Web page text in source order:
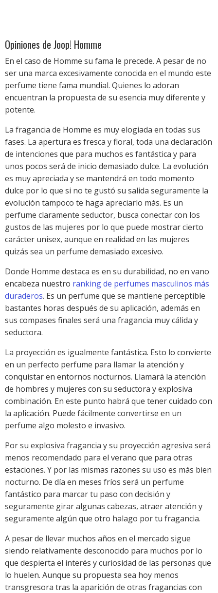
Opiniones de Joop! Homme
En el caso de Homme su fama le precede. A pesar de no
ser una marca excesivamente conocida en el mundo este
perfume tiene fama mundial. Quienes lo adoran
encuentran la propuesta de su esencia muy diferente y
potente.
La fragancia de Homme es muy elogiada en todas sus
fases. La apertura es fresca y floral, toda una declaración
de intenciones que para muchos es fantástica y para
unos pocos será de inicio demasiado dulce. La evolución
es muy apreciada y se mantendrá en todo momento
dulce por lo que si no te gustó su salida seguramente la
evolución tampoco te haga apreciarlo más. Es un
perfume claramente seductor, busca conectar con los
gustos de las mujeres por lo que puede mostrar cierto
carácter unisex, aunque en realidad en las mujeres
quizás sea un perfume demasiado excesivo.
Donde Homme destaca es en su durabilidad, no en vano
encabeza nuestro ranking de perfumes masculinos más
duraderos. Es un perfume que se mantiene perceptible
bastantes horas después de su aplicación, además en
sus compases finales será una fragancia muy cálida y
seductora.
La proyección es igualmente fantástica. Esto lo convierte
en un perfecto perfume para llamar la atención y
conquistar en entornos nocturnos. Llamará la atención
de hombres y mujeres con su seductora y explosiva
combinación. En este punto habrá que tener cuidado con
la aplicación. Puede fácilmente convertirse en un
perfume algo molesto e invasivo.
Por su explosiva fragancia y su proyección agresiva será
menos recomendado para el verano que para otras
estaciones. Y por las mismas razones su uso es más bien
nocturno. De día en meses fríos será un perfume
fantástico para marcar tu paso con decisión y
seguramente girar algunas cabezas, atraer atención y
seguramente algún que otro halago por tu fragancia.
A pesar de llevar muchos años en el mercado sigue
siendo relativamente desconocido para muchos por lo
que despierta el interés y curiosidad de las personas que
lo huelen. Aunque su propuesta sea hoy menos
transgresora tras la aparición de otras fragancias con